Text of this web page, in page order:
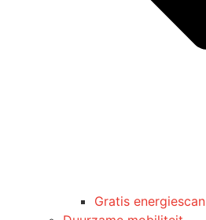
Gratis energiescan